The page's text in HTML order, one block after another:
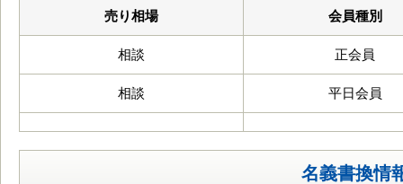
売り相場 会員種別
相談 正会員
相談 平日会員
名義書換情